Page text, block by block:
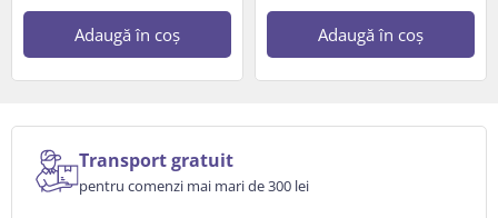
Adaugă în coș Adaugă în coș
Transport gratuit
pentru comenzi mai mari de 300 lei